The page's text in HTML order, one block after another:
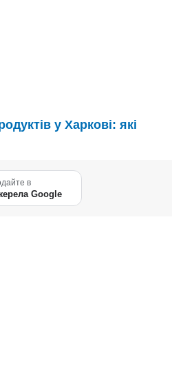
у Харкові: які
в
Google